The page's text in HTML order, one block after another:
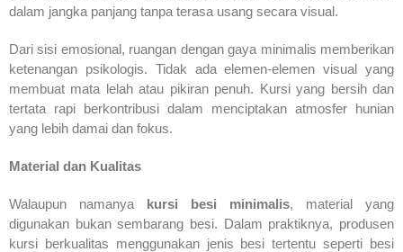
dalam jangka panjang tanpa terasa usang secara visual.
Dari sisi emosional, ruangan dengan gaya minimalis memberikan
ketenangan psikologis. Tidak ada elemen-elemen visual yang
membuat mata lelah atau pikiran penuh. Kursi yang bersih dan
tertata rapi berkontribusi dalam menciptakan atmosfer hunian
yang lebih damai dan fokus.
Material dan Kualitas
Walaupun namanya kursi besi minimalis, material yang
digunakan bukan sembarang besi. Dalam praktiknya, produsen
kursi berkualitas menggunakan jenis besi tertentu seperti besi